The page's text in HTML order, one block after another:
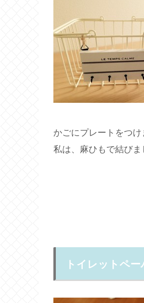
かごにプレートをつけ
私は、麻ひもで結び
トイレットペ